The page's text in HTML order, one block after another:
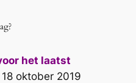
het laatst
18 oktober 2019